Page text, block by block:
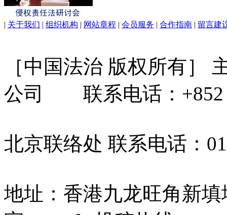
| 关于我们 | 组织机构 | 网站章程 | 会员服务 | 合作指南 | 留言建
［中国法治 版权所有］
公司 联系电话：+852
北京联络处 联系电话：
地址：香港九龙旺角新